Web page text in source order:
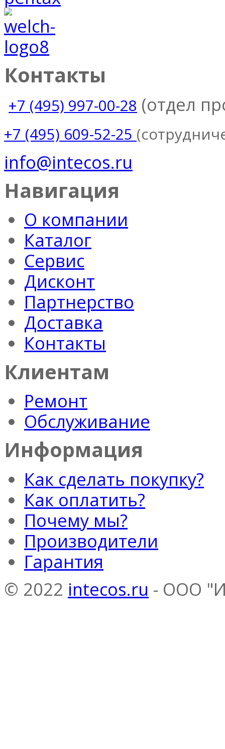
Контакты
+7 (495) 997-00-28 (отдел
+7 (495) 609-52-25
info@intecos.ru
Навигация
О компании
Каталог
Сервис
Дисконт
Партнерство
Доставка
Контакты
Клиентам
Ремонт
Обслуживание
Информация
Как сделать покупку?
Как оплатить?
Почему мы?
Производители
Гарантия
© 2022 intecos.ru - ООО